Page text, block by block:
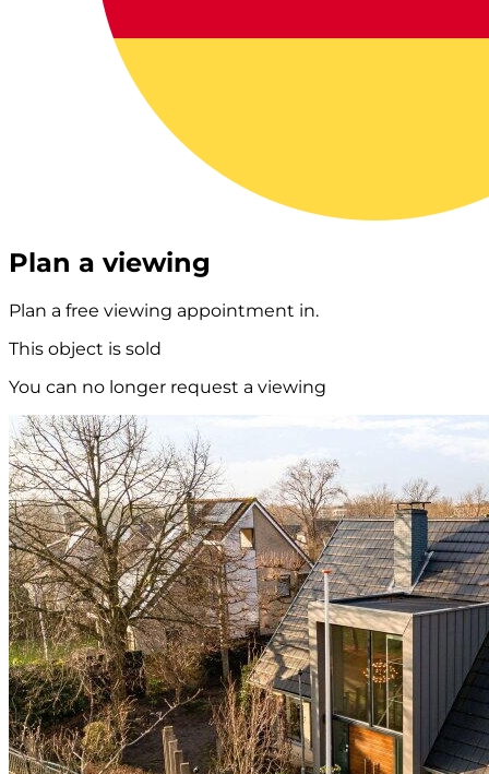
Plan a viewing
Plan a free viewing appointment in.
This object is sold
You can no longer request a viewing